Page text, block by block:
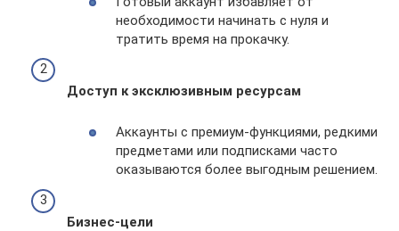
необходимости начинать с нуля и
тратить время на прокачку.
Доступ к эксклюзивным ресурсам
Аккаунты с премиум-функциями, редкими
предметами или подписками часто
оказываются более выгодным решением.
Бизнес-цели